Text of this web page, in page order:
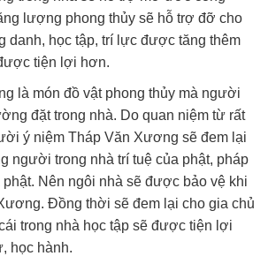
lượng phong thủy sẽ hỗ trợ đỡ cho
danh, học tập, trí lực được tăng thêm
tiện lợi hơn.
là món đồ vật phong thủy mà người
đặt trong nhà. Do quan niệm từ rất
ý niệm Tháp Văn Xương sẽ đem lại
người trong nhà trí tuệ của phật, pháp
phật. Nên ngôi nhà sẽ được bảo vệ khi
Đồng thời sẽ đem lại cho gia chủ
trong nhà học tập sẽ được tiện lợi
học hành.